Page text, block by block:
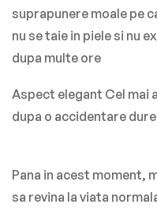
suprapunere moale pe
nu se taie in piele si nu
dupa multe ore
Aspect elegant Cel mai
dupa o accidentare
Pana in acest moment,
sa revina la viata